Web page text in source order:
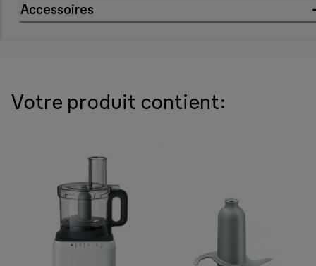
Accessoires
Votre produit contient: